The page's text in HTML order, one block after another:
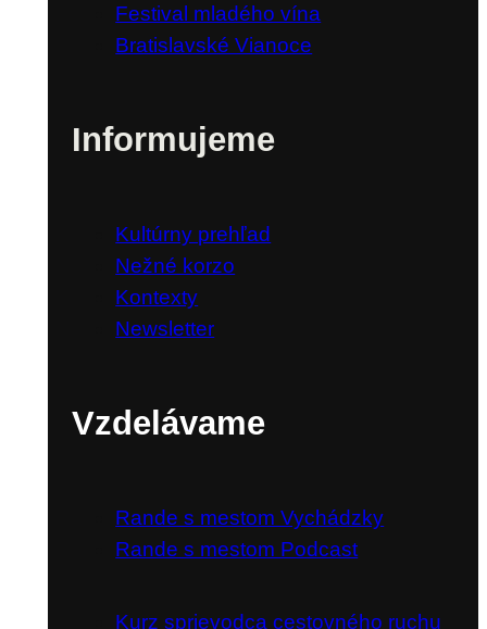
Festival mladého vína
Bratislavské Vianoce
Informujeme
Kultúrny prehľad
Nežné korzo
Kontexty
Newsletter
Vzdelávame
Rande s mestom Vychádzky
Rande s mestom Podcast
Kurz sprievodca cestovného ruchu